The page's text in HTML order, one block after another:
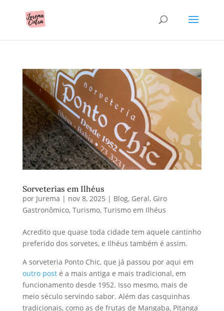
Sorveterias em Ilhéus
por Jurema | nov 8, 2025 | Blog, Geral, Giro
Gastronômico, Turismo, Turismo em Ilhéus
Acredito que quase toda cidade tem aquele cantinho
preferido dos sorvetes, e Ilhéus também é assim.
A sorveteria Ponto Chic, que já passou por aqui em
outro posté a mais antiga e mais tradicional, em
funcionamento desde 1952. Isso mesmo, mais de
meio século servindo sabor. Além das casquinhas
tradicionais, como as de frutas de Mangaba, Pitanga